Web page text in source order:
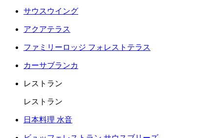
サウスウイング
アクアテラス
ファミリーロッジ フォレストテラス
カーサブランカ
レストラン
レストラン
日本料理 水音